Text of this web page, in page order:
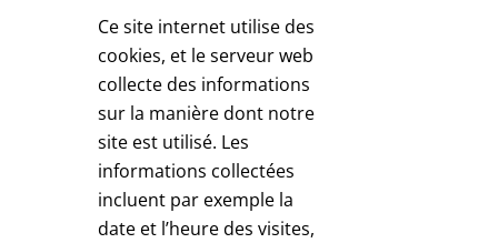
Ce site internet utilise des
cookies, et le serveur web
collecte des informations
sur la manière dont notre
site est utilisé. Les
informations collectées
incluent par exemple la
date et l’heure des visites,